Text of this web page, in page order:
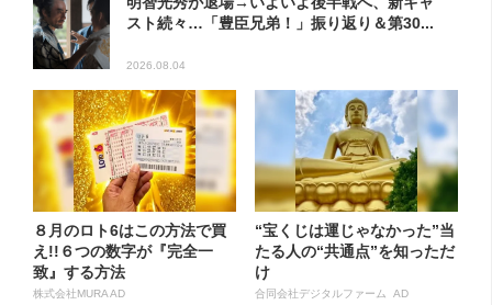
スト続々…「豊臣兄弟！」振り返り＆第30...
2026.08.04
８月のロト6はこの方法で買
え!!６つの数字が『完全一
致』する方法
株式会社MURA AD
“宝くじは運じゃなかった”当
たる人の“共通点”を知っただ
け
合同会社デジタルファーム AD